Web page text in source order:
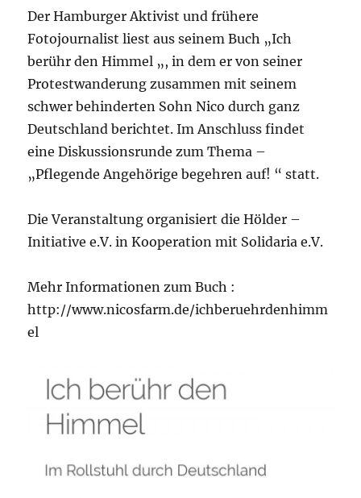
Der Hamburger Aktivist und frühere
Fotojournalist liest aus seinem Buch „Ich
berühr den Himmel „, in dem er von seiner
Protestwanderung zusammen mit seinem
schwer behinderten Sohn Nico durch ganz
Deutschland berichtet. Im Anschluss findet
eine Diskussionsrunde zum Thema –
„Pflegende Angehörige begehren auf! “ statt.
Die Veranstaltung organisiert die Hölder –
Initiative e.V. in Kooperation mit Solidaria e.V.
Mehr Informationen zum Buch :
http://www.nicosfarm.de/ichberuehrdenhimm
el